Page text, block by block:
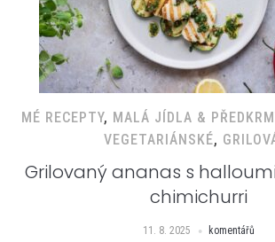
MÉ RECEPTY, MALÁ JÍDLA &
VEGETARIÁNSKÉ,
Grilovaný ananas s
chimichurri
11. 8. 2025 komentářů